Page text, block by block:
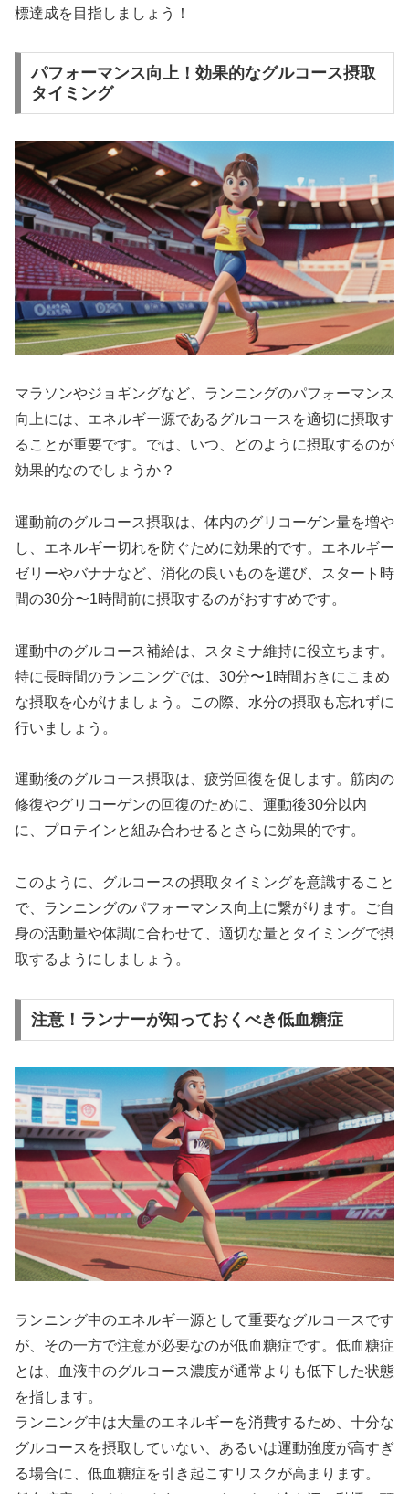
標達成を目指しましょう！
パフォーマンス向上！効果的なグルコース摂取
タイミング
マラソンやジョギングなど、ランニングのパフォーマンス
向上には、エネルギー源であるグルコースを適切に摂取す
ることが重要です。では、いつ、どのように摂取するのが
効果的なのでしょうか？
運動前のグルコース摂取は、体内のグリコーゲン量を増や
し、エネルギー切れを防ぐために効果的です。エネルギー
ゼリーやバナナなど、消化の良いものを選び、
スタート時
間の30分〜1時間前に摂取するのがおすすめです。
運動中のグルコース補給は、スタミナ維持に役立ちます。
特に長時間のランニングでは、30分〜1時間おきにこまめ
な摂取を心がけましょう。この際、水分の摂取も忘れずに
行いましょう。
運動後のグルコース摂取は、疲労回復を促します。筋肉の
修復やグリコーゲンの回復のために、 運動後30分以内
に、プロテインと組み合わせるとさらに効果的です。
このように、グルコースの摂取タイミングを意識すること
で、ランニングのパフォーマンス向上に繋がります。ご自
身の活動量や体調に合わせて、適切な量とタイミングで摂
取するようにしましょう。
注意！ランナーが知っておくべき低血糖症
ランニング中のエネルギー源として重要なグルコースです
が、その一方で注意が必要なのが低血糖症です。 低血糖症
とは、血液中のグルコース濃度が通常よりも低下した状態
を指します。
ランニング中は大量のエネルギーを消費するため、 十分な
グルコースを摂取していない、あるいは運動強度が高すぎ
る場合に、低血糖症を引き起こすリスクが高まります。